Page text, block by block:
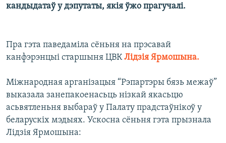
кандыдатаў у дэпутаты, якія ўжо прагучалі.
Пра гэта паведаміла сёньня на прэсавай
канфэрэнцыі старшыня ЦВКЛідзія Ярмошына.
Міжнародная арганізацыя “Рэпартэры бязь межаў”
выказала занепакоенасьць нізкай якасьцю
асьвятленьня выбараў у Палату прадстаўнікоў у
беларускіх мэдыях. Ускосна сёньня гэта прызнала
Лідзія Ярмошына: